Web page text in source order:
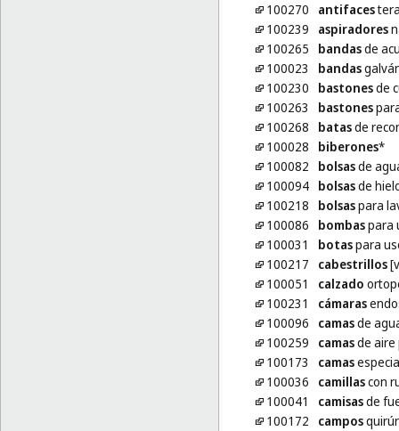
100270
antifaces
100239
aspiradores
100265
bandasde
100023
bandas
100230
bastonesde
100263
bastones
100268
batasde
100028
biberones*
100082
bolsasde
100094 bolsasde
100218
bolsaspara
100086
bombaspara
100031
botaspara
100217
cabestrillos
100051
calzado
100231
cámaras
100096
camasde
100259
camasde aire
100173
camas
100036
camillascon
100041
camisasde
100172
campos